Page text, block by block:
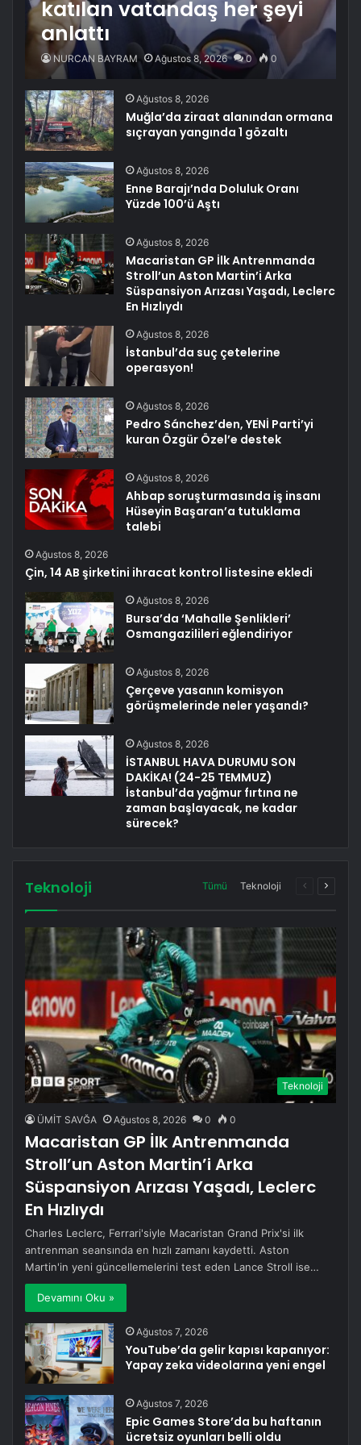
katılan vatandaş her şeyi
anlattı
NURCAN BAYRAM Ağustos 8, 2026 0 0
Ağustos 8, 2026
Muğla’da ziraat alanından ormana
sıçrayan yangında 1 gözaltı
Ağustos 8, 2026
Enne Barajı’nda Doluluk Oranı
Yüzde 100’ü Aştı
Ağustos 8, 2026
Macaristan GP İlk Antrenmanda
Stroll’un Aston Martin’i Arka
Süspansiyon Arızası Yaşadı, Leclerc
En Hızlıydı
Ağustos 8, 2026
İstanbul’da suç çetelerine
operasyon!
Ağustos 8, 2026
Pedro Sánchez’den, YENİ Parti’yi
kuran Özgür Özel’e destek
Ağustos 8, 2026
Ahbap soruşturmasında iş insanı
Hüseyin Başaran’a tutuklama
talebi
Ağustos 8, 2026
Çin, 14 AB şirketini ihracat kontrol listesine ekledi
Ağustos 8, 2026
Bursa’da ‘Mahalle Şenlikleri’
Osmangazilileri eğlendiriyor
Ağustos 8, 2026
Çerçeve yasanın komisyon
görüşmelerinde neler yaşandı?
Ağustos 8, 2026
İSTANBUL HAVA DURUMU SON
DAKİKA! (24-25 TEMMUZ)
İstanbul’da yağmur fırtına ne
zaman başlayacak, ne kadar
sürecek?
Teknoloji Tümü Teknoloji
ÖncekiSonraki
Teknoloji
ÜMİT SAVĞA Ağustos 8, 2026 0 0
Macaristan GP İlk Antrenmanda
Stroll’un Aston Martin’i Arka
Süspansiyon Arızası Yaşadı, Leclerc
En Hızlıydı
Charles Leclerc, Ferrari'siyle Macaristan Grand Prix'si ilk
antrenman seansında en hızlı zamanı kaydetti. Aston
Martin'in yeni güncellemelerini test eden Lance Stroll ise…
Devamını Oku »
Ağustos 7, 2026
YouTube’da gelir kapısı kapanıyor:
Yapay zeka videolarına yeni engel
Ağustos 7, 2026
Epic Games Store’da bu haftanın
ücretsiz oyunları belli oldu